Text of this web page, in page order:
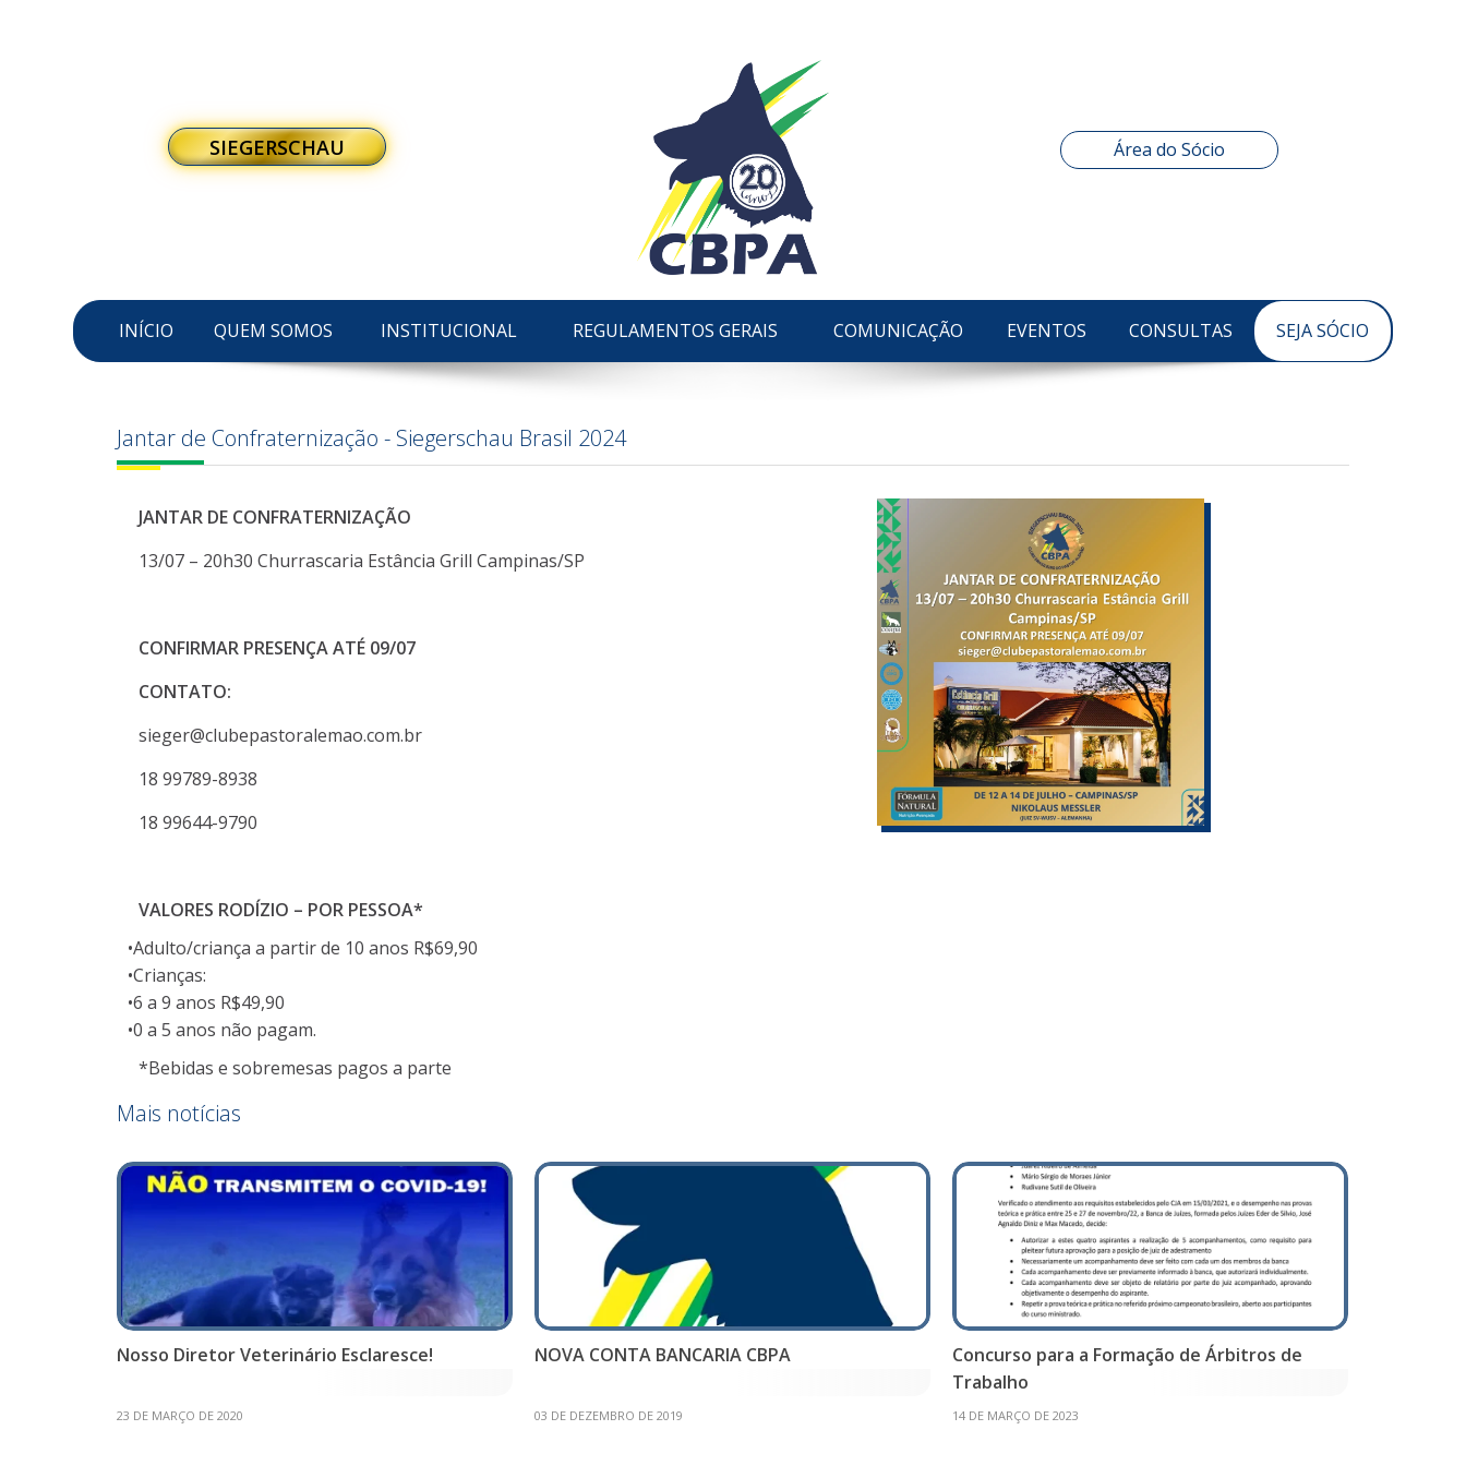
Área do Sócio
SIEGERSCHAU
INÍCIO QUEM SOMOS INSTITUCIONAL REGULAMENTOS GERAIS COMUNICAÇÃO EVENTOS CONSULTAS SEJA SÓCIO
Jantar de Confraternização - Siegerschau Brasil 2024
JANTAR DE CONFRATERNIZAÇÃO
13/07 – 20h30 Churrascaria Estância Grill Campinas/SP
CONFIRMAR PRESENÇA ATÉ 09/07
CONTATO:
sieger@clubepastoralemao.com.br
18 99789-8938
18 99644-9790
VALORES RODÍZIO – POR PESSOA*
•Adulto/criança a partir de 10 anos R$69,90
•Crianças:
•6 a 9 anos R$49,90
•0 a 5 anos não pagam.
*Bebidas e sobremesas pagos a parte
Mais notícias
Nosso Diretor Veterinário Esclaresce!
23 DE MARÇO DE 2020
NOVA CONTA BANCARIA CBPA
03 DE DEZEMBRO DE 2019
Concurso para a Formação de Árbitros de
Trabalho
14 DE MARÇO DE 2023